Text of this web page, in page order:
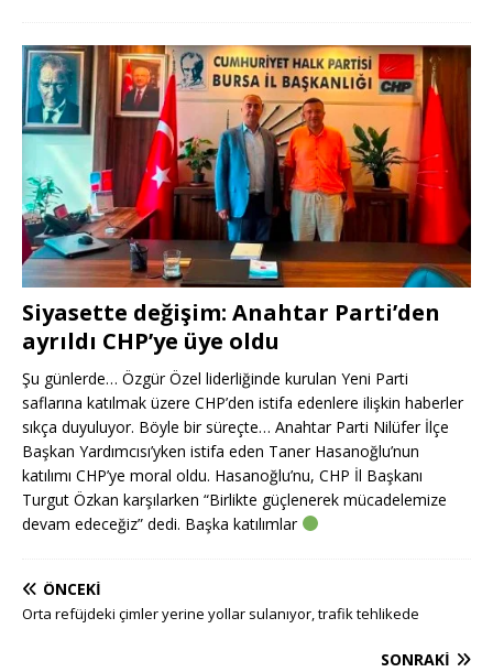
Siyasette değişim: Anahtar Parti’den
ayrıldı CHP’ye üye oldu
Şu günlerde… Özgür Özel liderliğinde kurulan Yeni Parti
saflarına katılmak üzere CHP’den istifa edenlere ilişkin haberler
sıkça duyuluyor. Böyle bir süreçte… Anahtar Parti Nilüfer İlçe
Başkan Yardımcısı’yken istifa eden Taner Hasanoğlu’nun
katılımı CHP’ye moral oldu. Hasanoğlu’nu, CHP İl Başkanı
Turgut Özkan karşılarken “Birlikte güçlenerek mücadelemize
devam edeceğiz” dedi. Başka katılımlar
ÖNCEKI
Orta refüjdeki çimler yerine yollar sulanıyor, trafik tehlikede
SONRAKI